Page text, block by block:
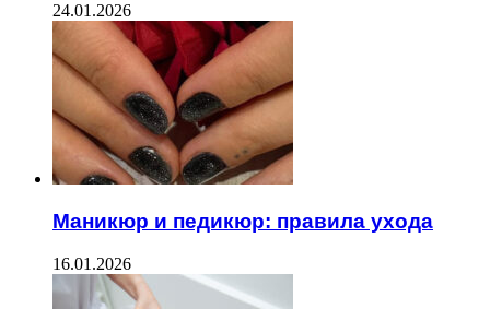
24.01.2026
Маникюр и педикюр: правила ухода
16.01.2026